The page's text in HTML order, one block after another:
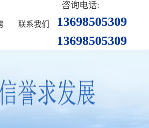
联系我们
咨询电话:
13698505309
13698505309